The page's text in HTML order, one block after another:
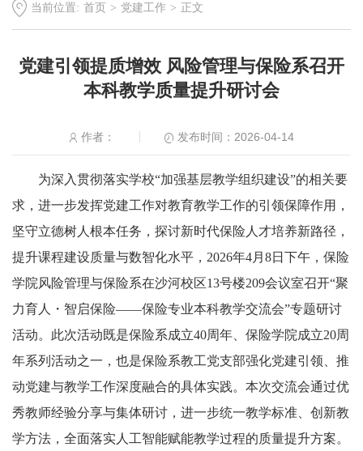
当前位置: 首页 > 党建工作 > 正文
党建引领提质增效 风险管理与保险系召开
本科教学质量提升研讨会
作者： 发布时间：2026-04-14
为深入贯彻落实学校“加强基层教学组织建设”的相关要
求，进一步发挥党建工作对教育教学工作的引领保障作用，
坚守立德树人根本任务，探讨新时代保险人才培养新路径，
提升课程建设质量与数智化水平，2026年4月8日下午，保险
学院风险管理与保险系在沙河校区13号楼209会议室召开“聚
力育人・智启保险——保险专业本科教学交流会”专题研讨
活动。此次活动既是保险系成立40周年、保险学院成立20周
年系列活动之一，也是保险系教工党支部强化党建引领、推
动党建与教学工作深度融合的具体实践。本次交流会通过优
秀教师经验分享与集体研讨，进一步统一教学标准、创新教
学方法，全面落实人工智能赋能教学过程的质量提升方案。